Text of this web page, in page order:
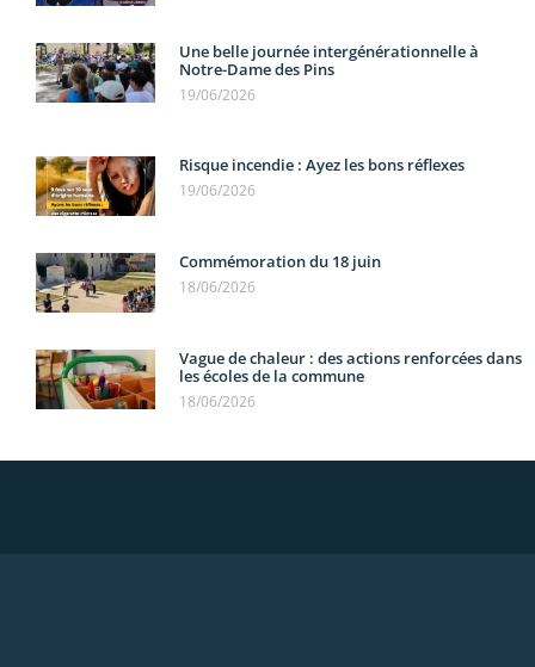
Une belle journée intergénérationnelle à
Notre-Dame des Pins
19/06/2026
Risque incendie : Ayez les bons réflexes
19/06/2026
Commémoration du 18 juin
18/06/2026
Vague de chaleur : des actions renforcées dans
les écoles de la commune
18/06/2026